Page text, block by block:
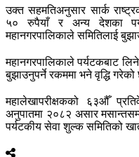
उक्त सहमतिअनुसार सार्क
५० रुपैयाँ र अन्य देशका
महानगरपालिकाले समितिलाई
महानगरपालिकाले पर्यटकबाट
बुझाउनुपर्ने रकममा भने वृद्धि
महालेखापरीक्षकको ६३औँ
अनुपातमा २०८२ असार
पर्यटकीय सेवा शुल्क समितिको